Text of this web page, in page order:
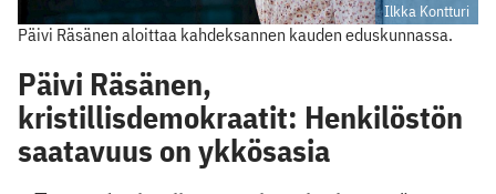
Ilkka Kontturi
Päivi Räsänen aloittaa kahdeksannen kauden eduskunnassa.
Päivi Räsänen,
kristillisdemokraatit: Henkilöstön
saatavuus on ykkösasia